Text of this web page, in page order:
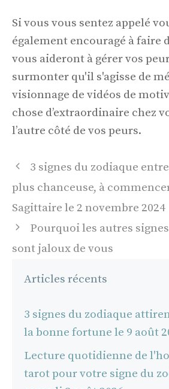
Si vous vous sentez appelé
également encouragé à faire
vous aideront à gérer vos
surmonter qu'il s'agisse de
visionnage de vidéos de
chose d’extraordinaire chez
l’autre côté de vos peurs.
Navigation
des
3 signes du zodiaque
plus chanceuse, à
Sagittaire le 2 novembre 2024
Pourquoi les autres
sont jaloux de vous
Articles récents
3 signes du zodiaque
la bonne fortune le 9 août
Lecture quotidienne de
tarot pour votre signe du